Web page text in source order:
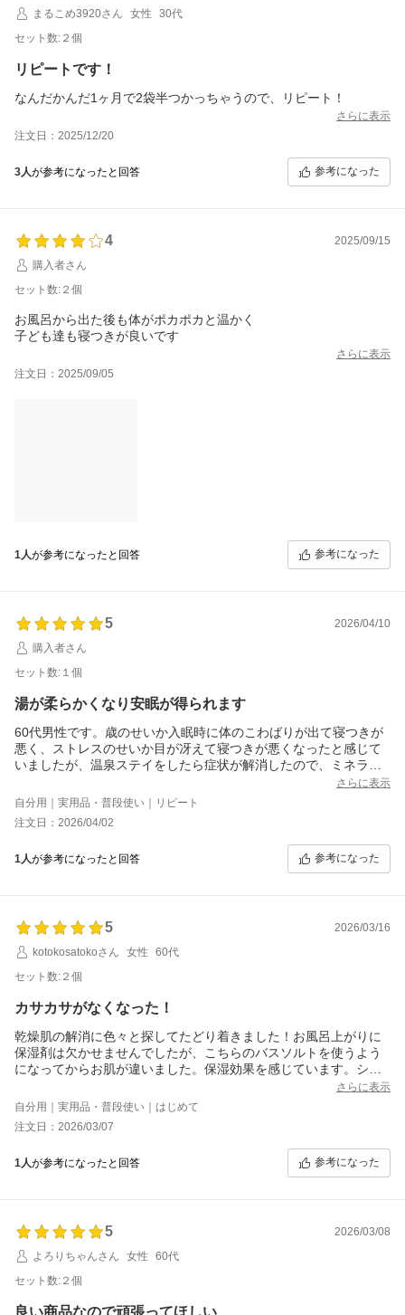
まるこめ3920さん
女性
30代
セット数:２個
リピートです！
なんだかんだ1ヶ月で2袋半つかっちゃうので、リピート！
さらに表示
注文日：2025/12/20
3人が参考になったと回答 参考になった
4
2025/09/15
購入者さん
セット数:２個
お風呂から出た後も体がポカポカと温かく
子ども達も寝つきが良いです
さらに表示
注文日：2025/09/05
1人が参考になったと回答 参考になった
5
2026/04/10
購入者さん
セット数:１個
湯が柔らかくなり安眠が得られます
60代男性です。歳のせいか入眠時に体のこわばりが出て寝つきが
悪く、ストレスのせいか目が冴えて寝つきが悪くなったと感じて
いましたが、温泉ステイをしたら症状が解消したので、ミネラル
そんな時、筋肉の強張りを解消するのはマグネシウムであり、身
体を温めて自律神経を副交感神経主体にすれば入眠障害も解消す
ると聞き、エプソムソルトに辿り着きました。
皮膚から摂取することが効果的と聞いたので、お湯に溶かすだけ
のコチラの商品を購入し、お風呂のお湯に付属のスプーンに二杯
入れ試した所、湯が柔らかくなり、肌あたりが良くなったせい
た。
あ、オマケににお肌もツルツルになりました。
どうやら保湿効果もあるみたいです。
無駄に沢山【3キロ？】買うより小分けで買えるし重宝してます。
さらに表示
自分用｜実用品・普段使い｜リピート
注文日：2026/04/02
1人が参考になったと回答 参考になった
5
2026/03/16
kotokosatokoさん
女性
60代
セット数:２個
カサカサがなくなった！
乾燥肌の解消に色々と探してたどり着きました！お風呂上がりに
保湿剤は欠かせませんでしたが、こちらのバスソルトを使うよう
になってからお肌が違いました。保湿効果を感じています。シャ
ンプーにも使っていますが髪もパサつかないです。匂いもなく風
呂釜も痛めません。お風呂上がりの保温効果も長続きです。余計
な添加物もなく安心です。私のお肌にはとっても合っています。
さらに表示
自分用｜実用品・普段使い｜はじめて
注文日：2026/03/07
1人が参考になったと回答 参考になった
5
2026/03/08
よろりちゃんさん
女性
60代
セット数:２個
良い商品なので頑張ってほしい